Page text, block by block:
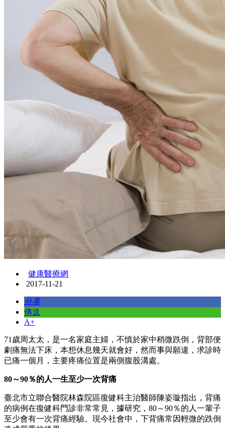
健康醫療網
2017-11-21
分享
傳送
A+
71歲周太太，是一名家庭主婦，不慎於家中稍微跌倒，背部便
劇痛無法下床，本想休息幾天就會好，然而事與願違，求診時
已痛一個月，主要疼痛位置是兩側腹股溝處。
80～90％的人一生至少一次背痛
臺北市立聯合醫院林森院區復健科主治醫師陳姿璇指出，背痛
的病例在復健科門診非常常見，據研究，80～90％的人一輩子
至少會有一次背痛經驗。現今社會中，下背痛常因輕微的跌倒